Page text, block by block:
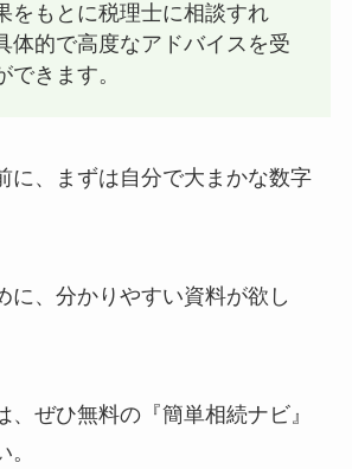
をもとに税理士に相談すれ
体的で高度なアドバイスを受
できます。
に、まずは自分で大まかな数字
に、分かりやすい資料が欲し
、ぜひ無料の『簡単相続ナビ』